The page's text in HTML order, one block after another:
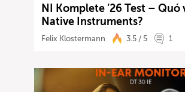
NI Komplete ’26 Test – Quó
Native Instruments?
Felix Klostermann 3.5 / 5 1